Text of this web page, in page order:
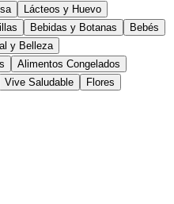
Lácteos y Huevo
Bebidas y Botanas
Bebés
y Belleza
Alimentos Congelados
Vive Saludable Flores